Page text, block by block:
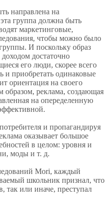
направлена на
группа должна быть
маркетинговые,
чтобы можно было
И поскольку образ
достаточно
его люди, скорее всего
и приобретать одинаковые
ориентация на своего
образом, реклама, создающая
на опеределенную
и пропагандируя
оказывает большое
в целом: уровня и
моды и т. д.
Mori, каждый
школьник признал, что
так или иначе, преступал